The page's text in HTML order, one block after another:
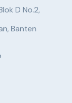
D No.2,
Banten